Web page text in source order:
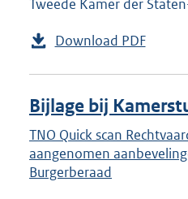
Tweede Kamer der
Download PDF
Bijlage bij
TNO Quick scan
aangenomen
Burgerberaad